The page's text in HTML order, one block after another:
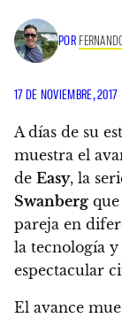
POR
17 DE NOVIEMBRE, 2017
A días de su
muestra el
de Easy, la
Swanberg
pareja en
la tecnología
espectacular
El avance